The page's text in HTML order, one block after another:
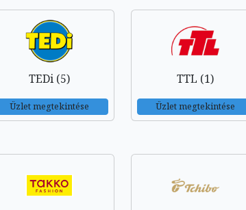
TEDi (5)
Üzlet megtekintése
TTL (1)
Üzlet megtekintése